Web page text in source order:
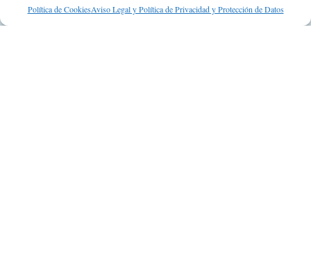
Política de CookiesAviso Legal y Política de Privacidad y Protección de Datos
Suscripción a Newsletter